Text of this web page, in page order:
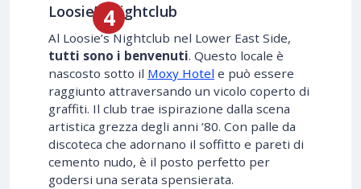
Loosie’s Nightclub
Al Loosie’s Nightclub nel Lower East Side,
tutti sono i benvenuti. Questo locale è
nascosto sotto il Moxy Hotel e può essere
raggiunto attraversando un vicolo coperto di
graffiti. Il club trae ispirazione dalla scena
artistica grezza degli anni ’80. Con palle da
discoteca che adornano il soffitto e pareti di
cemento nudo, è il posto perfetto per
godersi una serata spensierata.